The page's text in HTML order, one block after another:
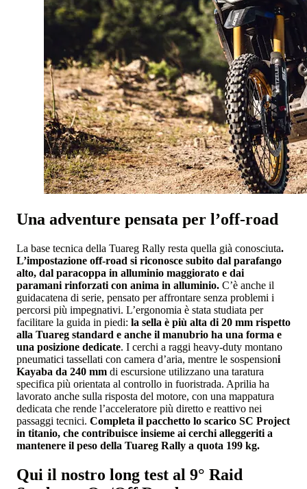
Una adventure pensata per l’off-road
La base tecnica della Tuareg Rally resta quella già conosciuta.
L’impostazione off-road si riconosce subito dal parafango
alto, dal paracoppa in alluminio maggiorato e dai
paramani rinforzati con anima in alluminio. C’è anche il
guidacatena di serie, pensato per affrontare senza problemi i
percorsi più impegnativi. L’ergonomia è stata studiata per
facilitare la guida in piedi: la sella è più alta di 20 mm rispetto
alla Tuareg standard e anche il manubrio ha una forma e
una posizione dedicate. I cerchi a raggi heavy-duty montano
pneumatici tassellati con camera d’aria, mentre le sospensioni
Kayaba da 240 mm di escursione utilizzano una taratura
specifica più orientata al controllo in fuoristrada. Aprilia ha
lavorato anche sulla risposta del motore, con una mappatura
dedicata che rende l’acceleratore più diretto e reattivo nei
passaggi tecnici. Completa il pacchetto lo scarico SC Project
in titanio, che contribuisce insieme ai cerchi alleggeriti a
mantenere il peso della Tuareg Rally a quota 199 kg.
Qui il nostro long test al 9° Raid